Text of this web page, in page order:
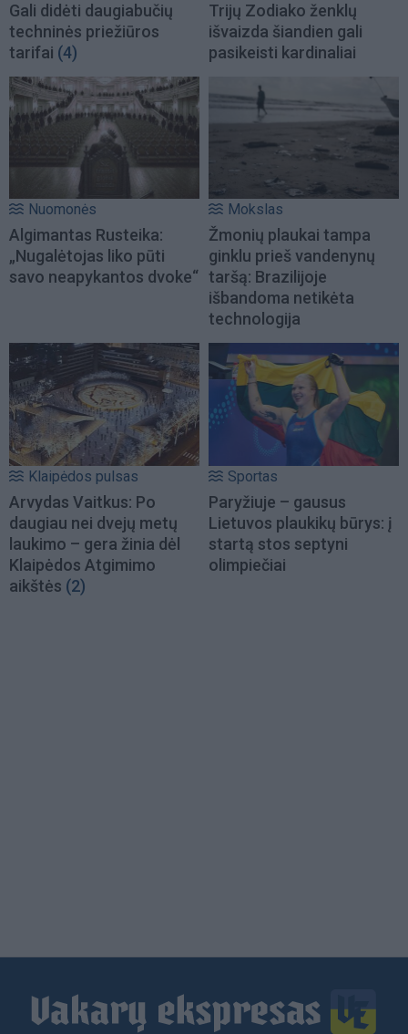
Gali didėti daugiabučių
techninės priežiūros
tarifai (4)
Trijų Zodiako ženklų
išvaizda šiandien gali
pasikeisti kardinaliai
Nuomonės
Algimantas Rusteika:
„Nugalėtojas liko pūti
savo neapykantos dvoke“
Mokslas
Žmonių plaukai tampa
ginklu prieš vandenynų
taršą: Brazilijoje
išbandoma netikėta
technologija
Klaipėdos pulsas
Arvydas Vaitkus: Po
daugiau nei dvejų metų
laukimo – gera žinia dėl
Klaipėdos Atgimimo
aikštės (2)
Sportas
Paryžiuje – gausus
Lietuvos plaukikų būrys: į
startą stos septyni
olimpiečiai